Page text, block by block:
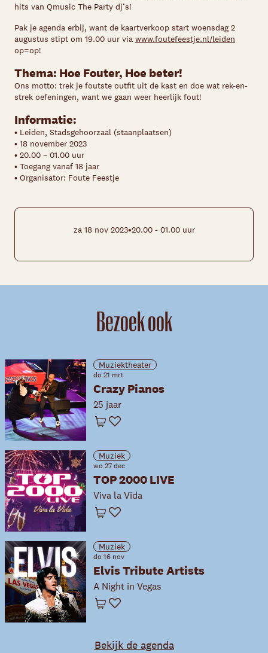
hits van Qmusic The Party dj’s!
Pak je agenda erbij, want de kaartverkoop start woensdag 2
augustus stipt om 19.00 uur via www.foutefeestje.nl/leiden
op=op!
Thema: Hoe Fouter, Hoe beter!
Ons motto: trek je foutste outfit uit de kast en doe wat rek-en-
strek oefeningen, want we gaan weer heerlijk fout!
Informatie:
• Leiden, Stadsgehoorzaal (staanplaatsen)
• 18 november 2023
• 20.00 – 01.00 uur
• Toegang vanaf 18 jaar
• Organisator: Foute Feestje
za 18 nov 2023•20.00 - 01.00 uur
Bezoek ook
Muziektheater
do 21 mrt
Crazy Pianos
25 jaar
Winkelwagen
Favoriet
Muziek
wo 27 dec
TOP 2000 LIVE
Viva la Vida
Winkelwagen
Favoriet
Muziek
do 16 nov
Elvis Tribute Artists
A Night in Vegas
Winkelwagen
Favoriet
Bekijk de agenda